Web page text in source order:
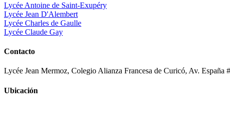
Lycée Antoine de Saint-Exupéry
Lycée Jean D'Alembert
Lycée Charles de Gaulle
Lycée Claude Gay
Contacto
Lycée Jean Mermoz, Colegio Alianza Francesa de Curicó, Av.
Ubicación